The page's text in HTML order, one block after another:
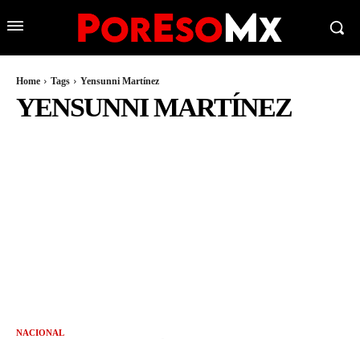
Home Tags Yensunni Martínez
YENSUNNI MARTÍNEZ
NACIONAL